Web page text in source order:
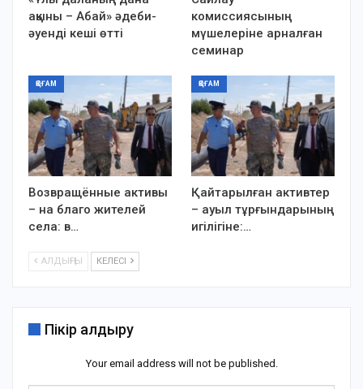
ақыны – Абай» әдеби-
әуенді кеші өтті
комиссиясының
мүшелеріне арналған
семинар
ҚОҒАМ
Возвращённые активы
– на благо жителей
села: в…
ҚОҒАМ
Қайтарылған активтер
– ауыл тұрғындарының
игілігіне:…
АЛДЫҢҒЫ КЕЛЕСІ
Пікір қалдыру
Your email address will not be published.